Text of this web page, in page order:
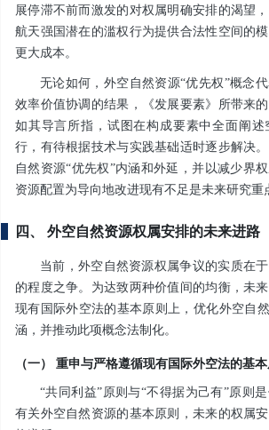
展停滞不前而激发的对权属明确安排的渴望
航天强国潜在的滥权行为提供合法性空间的
更大成本。
无论如何，外空自然资源“优先权”概念
效率价值协调的结果，《发展要素》所带来
如其导言所指，试图在构成要素中全面阐述
行，有待根据技术与实践基础适时逐步解决
自然资源“优先权”内涵和外延，并以减少界
资源配置为导向地改进现有不足是未来研究重
四、 外空自然资源权属安排的未来进路
当前，外空自然资源权属争议的实质在
的程度之争。为达致两种价值间的均衡，未
现有国际外空法的基本原则上，优化外空自
涵，并推动此项概念法制化。
（一） 重申与严格遵循现有国际外空法的基本
“共同利益”原则与“不得据为己有”原则
有关外空自然资源的基本原则，未来的权属